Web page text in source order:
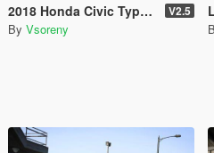
2018 Honda Civic Type-R (FK8) [Add-On | RHD | Template] V2.5
By Vsoreny